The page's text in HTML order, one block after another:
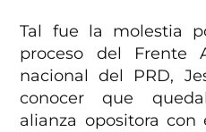
Tal fue la molestia
proceso del Frente
nacional del PRD,
conocer que
alianza opositora con